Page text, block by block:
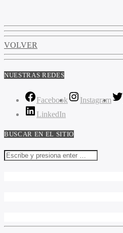
VOLVER
NUESTRAS REDES
Facebook Instagram
LinkedIn
BUSCAR EN EL SITIO